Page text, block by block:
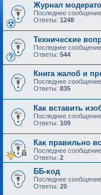
Журнал
Последнее сообщение
Ответы: 1248
Технические
Последнее сообщение
Ответы: 544
Книга жалоб и
Последнее сообщение
Ответы: 835
Как вставить
Последнее сообщение
Ответы: 109
Как правильно
Последнее сообщение
Ответы: 2
ББ-код
Последнее сообщение
Ответы: 20